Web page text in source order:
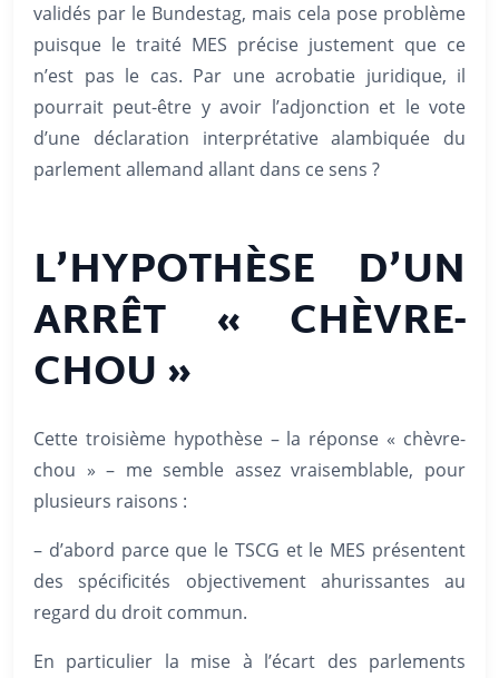
validés par le Bundestag, mais cela pose problème
puisque le traité MES précise justement que ce
n’est pas le cas. Par une acrobatie juridique, il
pourrait peut-être y avoir l’adjonction et le vote
d’une déclaration interprétative alambiquée du
parlement allemand allant dans ce sens ?
L’HYPOTHÈSE D’UN
ARRÊT « CHÈVRE-
CHOU »
Cette troisième hypothèse – la réponse « chèvre-
chou » – me semble assez vraisemblable, pour
plusieurs raisons :
– d’abord parce que le TSCG et le MES présentent
des spécificités objectivement ahurissantes au
regard du droit commun.
En particulier la mise à l’écart des parlements